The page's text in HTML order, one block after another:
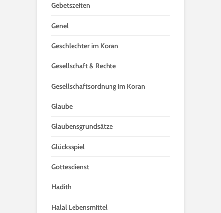
Gebetszeiten
Genel
Geschlechter im Koran
Gesellschaft & Rechte
Gesellschaftsordnung im Koran
Glaube
Glaubensgrundsätze
Glücksspiel
Gottesdienst
Hadith
Halal Lebensmittel